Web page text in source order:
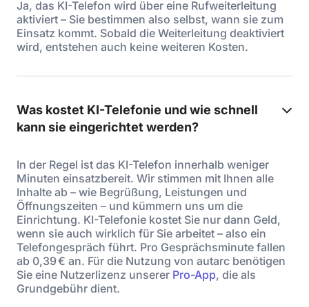
Ja, das KI-Telefon wird über eine Rufweiterleitung
aktiviert – Sie bestimmen also selbst, wann sie zum
Einsatz kommt. Sobald die Weiterleitung deaktiviert
wird, entstehen auch keine weiteren Kosten.
Was kostet KI-Telefonie und wie schnell
kann sie eingerichtet werden?
In der Regel ist das KI-Telefon innerhalb weniger
Minuten einsatzbereit. Wir stimmen mit Ihnen alle
Inhalte ab – wie Begrüßung, Leistungen und
Öffnungszeiten – und kümmern uns um die
Einrichtung. KI-Telefonie kostet Sie nur dann Geld,
wenn sie auch wirklich für Sie arbeitet – also ein
Telefongespräch führt. Pro Gesprächsminute fallen
ab 0,39 € an. Für die Nutzung von autarc benötigen
Sie eine Nutzerlizenz unserer Pro-App, die als
Grundgebühr dient.